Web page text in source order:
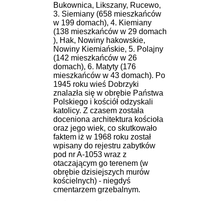
Bukownica, Likszany, Rucewo,
3. Siemiany (658 mieszkańców
w 199 domach), 4. Kiemiany
(138 mieszkańców w 29 domach
), Hak, Nowiny hakowskie,
Nowiny Kiemiańskie, 5. Polajny
(142 mieszkańców w 26
domach), 6. Matyty (176
mieszkańców w 43 domach). Po
1945 roku wieś Dobrzyki
znalazła się w obrębie Państwa
Polskiego i kościół odzyskali
katolicy. Z czasem została
doceniona architektura kościoła
oraz jego wiek, co skutkowało
faktem iż w 1968 roku został
wpisany do rejestru zabytków
pod nr A-1053 wraz z
otaczającym go terenem (w
obrębie dzisiejszych murów
kościelnych) - niegdyś
cmentarzem grzebalnym.